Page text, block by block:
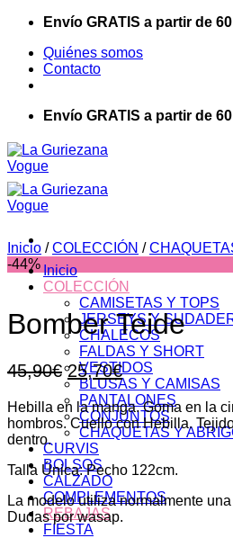
Saltar
contenido
Envío GRATIS a partir de
Quiénes somos
Contacto
Envío GRATIS a partir de
Inicio
COLECCIÓN
CAMISETAS Y TOPS
JERSEYS Y
CHALECOS
FALDAS Y SHORT
VESTIDOS
BLUSAS Y CAMISAS
PANTALONES
CONJUNTOS
CHAQUETAS Y
CURVIS
BOLSOS
CALZADO
COMPLEMENTOS
REBAJAS
FIESTA
Inicio / COLECCIÓN /
-44%
Bomber Teide
45,90€ El
precio
original
era:
45,90€.
25,70€El
precio
actual
es:
Hebilla en la manga. Goma en la
hombros. Cuello con Hebilla.
dentro.
Talla Única: Pecho 122cm.
La modelo utiliza normalmente
Dudas por wasap.